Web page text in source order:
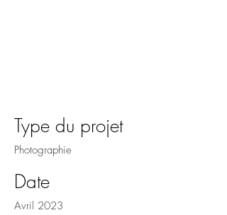
Type du projet
Photographie
Date
Avril 2023